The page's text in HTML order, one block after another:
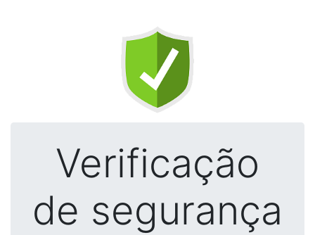
Verificação
de segurança